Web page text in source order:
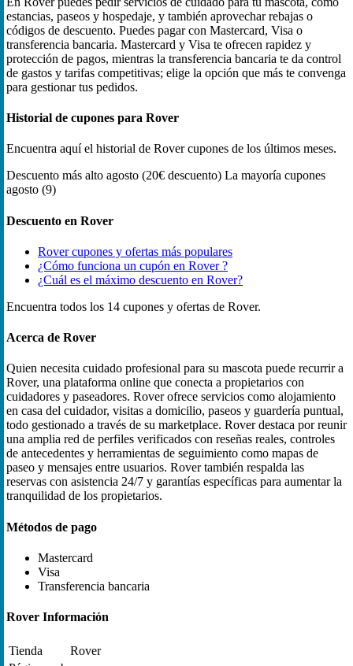
estancias, paseos y hospedaje, y también aprovechar rebajas o
códigos de descuento. Puedes pagar con Mastercard, Visa o
transferencia bancaria. Mastercard y Visa te ofrecen rapidez y
protección de pagos, mientras la transferencia bancaria te da control
de gastos y tarifas competitivas; elige la opción que más te convenga
para gestionar tus pedidos.
Historial de cupones para Rover
Encuentra aquí el historial de Rover cupones de los últimos meses.
Descuento más alto agosto (20€ descuento) La mayoría cupones
agosto (9)
Descuento en Rover
Rover cupones y ofertas más populares
¿Cómo funciona un cupón en Rover ?
¿Cuál es el máximo descuento en Rover?
Encuentra todos los 14 cupones y ofertas de Rover.
Acerca de Rover
Quien necesita cuidado profesional para su mascota puede recurrir a
Rover, una plataforma online que conecta a propietarios con
cuidadores y paseadores. Rover ofrece servicios como alojamiento
en casa del cuidador, visitas a domicilio, paseos y guardería puntual,
todo gestionado a través de su marketplace. Rover destaca por reunir
una amplia red de perfiles verificados con reseñas reales, controles
de antecedentes y herramientas de seguimiento como mapas de
paseo y mensajes entre usuarios. Rover también respalda las
reservas con asistencia 24/7 y garantías específicas para aumentar la
tranquilidad de los propietarios.
Métodos de pago
Mastercard
Visa
Transferencia bancaria
Rover Información
Tienda
Rover